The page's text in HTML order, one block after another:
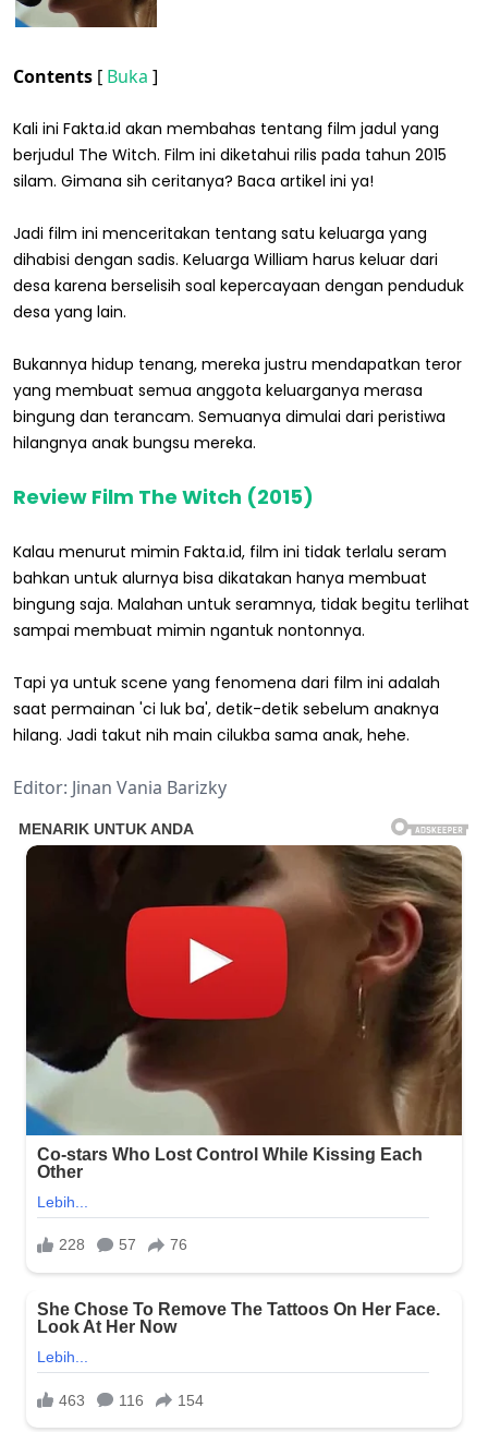
Contents [ Buka ]
Kali ini Fakta.id akan membahas tentang film jadul yang
berjudul The Witch. Film ini diketahui rilis pada tahun 2015
silam. Gimana sih ceritanya? Baca artikel ini ya!
Jadi film ini menceritakan tentang satu keluarga yang
dihabisi dengan sadis. Keluarga William harus keluar dari
desa karena berselisih soal kepercayaan dengan penduduk
desa yang lain.
Bukannya hidup tenang, mereka justru mendapatkan teror
yang membuat semua anggota keluarganya merasa
bingung dan terancam. Semuanya dimulai dari peristiwa
hilangnya anak bungsu mereka.
Review Film The Witch (2015)
Kalau menurut mimin Fakta.id, film ini tidak terlalu seram
bahkan untuk alurnya bisa dikatakan hanya membuat
bingung saja. Malahan untuk seramnya, tidak begitu terlihat
sampai membuat mimin ngantuk nontonnya.
Tapi ya untuk scene yang fenomena dari film ini adalah
saat permainan 'ci luk ba', detik-detik sebelum anaknya
hilang. Jadi takut nih main cilukba sama anak, hehe.
Editor: Jinan Vania Barizky